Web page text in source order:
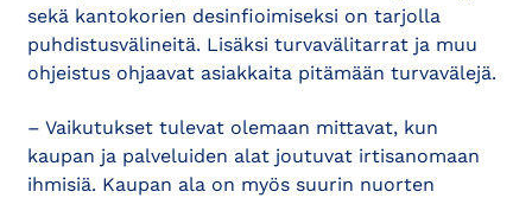
sekä kantokorien desinfioimiseksi on tarjolla
puhdistusvälineitä. Lisäksi turvavälitarrat ja muu
ohjeistus ohjaavat asiakkaita pitämään turvavälejä.
– Vaikutukset tulevat olemaan mittavat, kun
kaupan ja palveluiden alat joutuvat irtisanomaan
ihmisiä. Kaupan ala on myös suurin nuorten